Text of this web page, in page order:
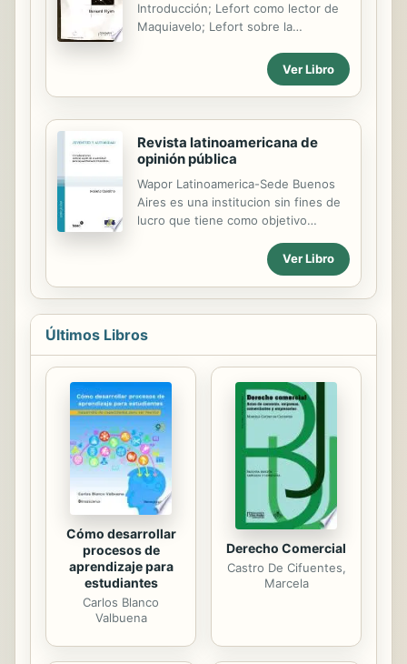
civilización, un sistema económico,
político, social y cultural que
continúa ampliando la explotación de
personas y de Naturaleza a niveles
insólitos; dejando tras su paso crisis
Introducción; Lefort como lector de
Maquiavelo; Lefort sobre la
modernidad; Lefort sobre el
totalitarismo; Conclusión; Bibliografía.
Ver Libro
Revista latinoamericana de
opinión pública
Wapor Latinoamerica-Sede Buenos
Aires es una institucion sin fines de
lucro que tiene como objetivo
publica en la Argentina y en America
Latina. Entendemos que la opinion
publica es una fuerza critica para
modelar y transformar sociedades, y
que, apropiadamente desarrollada y
una herramienta potente para
conocer actitudes y opiniones y
hacerse oir. Presentacion: Maria
Braun (Argentina). Articulos: Maria
Braun (Argentina), Guido Cataife
(Argentina / Estados Unidos),
Orlando Perez (Estados Unidos),
Helcimara de Souza Telles y...
Ver Libro
Últimos Libros
Cómo desarrollar
procesos de
aprendizaje para
estudiantes
Carlos Blanco
Valbuena
Derecho Comercial
Castro De Cifuentes,
Marcela